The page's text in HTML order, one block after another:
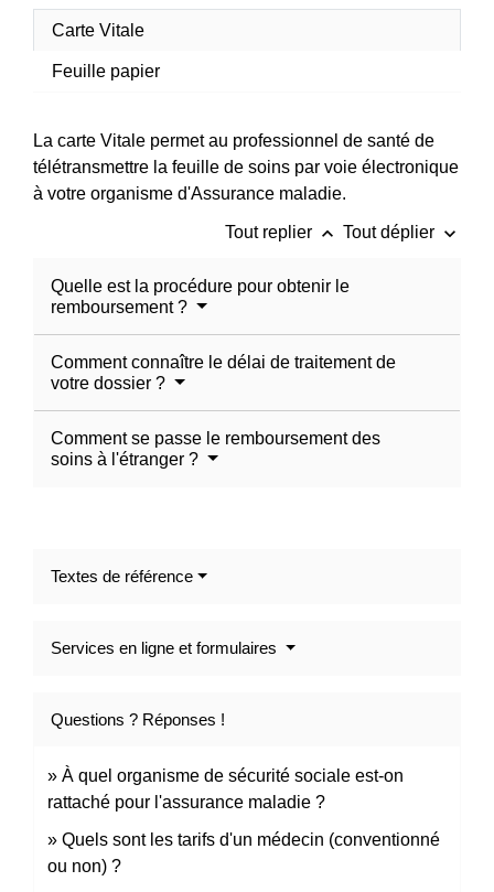
Carte Vitale
Feuille papier
La carte Vitale permet au professionnel de santé de
télétransmettre la feuille de soins par voie électronique
à votre organisme d'Assurance maladie.
Tout replier keyboard_arrow_up Tout déplier keyboard_arrow_down
Quelle est la procédure pour obtenir le
remboursement ?
Comment connaître le délai de traitement de
votre dossier ?
Comment se passe le remboursement des
soins à l'étranger ?
Textes de référence
Services en ligne et formulaires
Questions ? Réponses !
À quel organisme de sécurité sociale est-on
rattaché pour l'assurance maladie ?
Quels sont les tarifs d'un médecin (conventionné
ou non) ?